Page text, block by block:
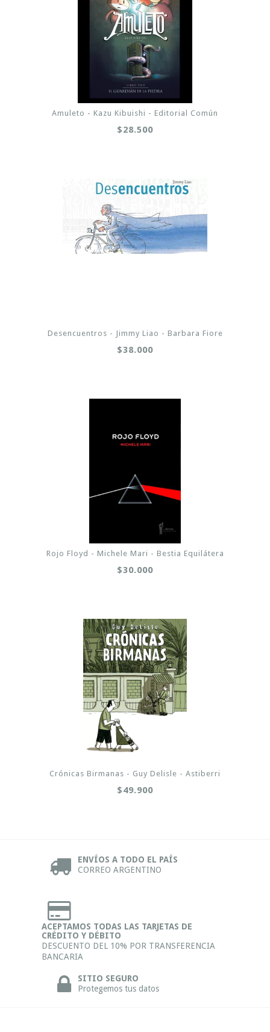
Amuleto - Kazu Kibuishi - Editorial Común
$28.500
Desencuentros - Jimmy Liao - Barbara Fiore
$38.000
Rojo Floyd - Michele Mari - Bestia Equilátera
$30.000
Crónicas Birmanas - Guy Delisle - Astiberri
$49.900
ENVÍOS A TODO EL PAÍS
CORREO ARGENTINO
ACEPTAMOS TODAS LAS TARJETAS DE
CRÉDITO Y DÉBITO
DESCUENTO DEL 10% POR TRANSFERENCIA
BANCARIA
SITIO SEGURO
Protegemos tus datos